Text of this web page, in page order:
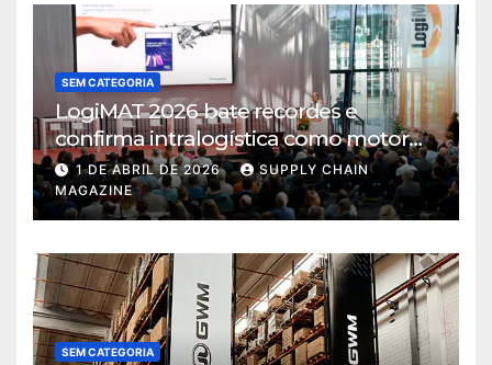
SEM CATEGORIA
LogiMAT 2026 bate recordes e
confirma intralogística como motor
de decisão em tempos de incerteza
1 DE ABRIL DE 2026
SUPPLY CHAIN
MAGAZINE
SEM CATEGORIA